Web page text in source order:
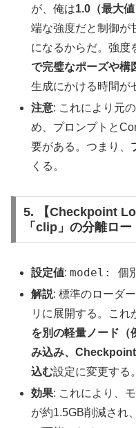
が、俺は1.0（最大値
端な強度だと制御が
になるからだ。強度
で完璧なポーズや構
生成にかける時間が
注意: これにより元
め、プロンプトと
要がある。つまり、
くる。
5. 【Checkpoint
「clip」の分離ロー
設定値:model: 個
解説: 標準のローダ
リに展開する。これ
を別の軽量ノード
み込み、
込む設定に変更する。
効果: これにより、
が約1.5GB削減され